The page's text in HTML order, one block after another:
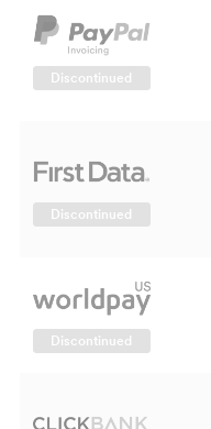
Discontinued
Discontinued
Discontinued